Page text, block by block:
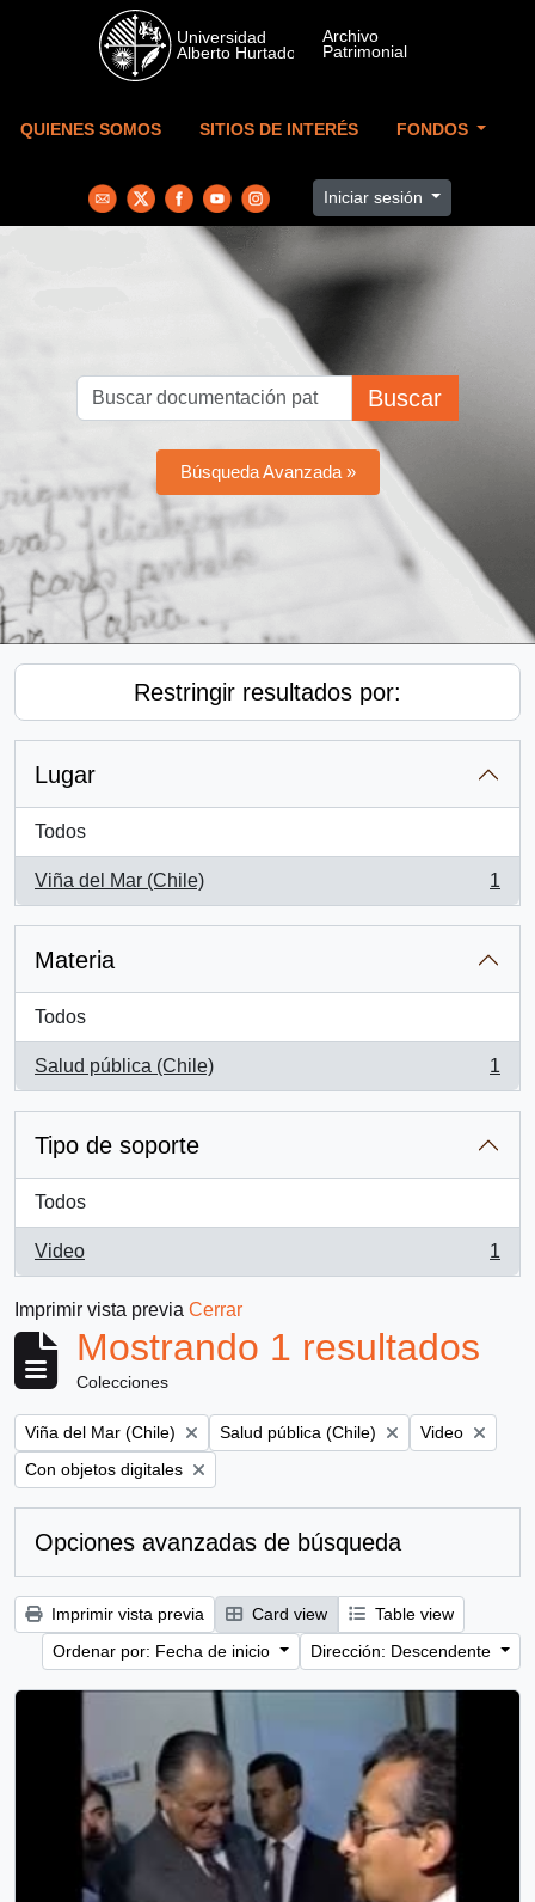
Skip to main content
QUIENES SOMOS SITIOS DE INTERÉS FONDOS
Iniciar sesión
Buscar
Búsqueda Avanzada »
Restringir resultados por:
Lugar
Todos
Viña del Mar (Chile)
, 1 resultados
1
Materia
Todos
Salud pública (Chile)
, 1 resultados
1
Tipo de soporte
Todos
Video
, 1 resultados
1
Imprimir vista previa Cerrar
Mostrando 1 resultados
Colecciones
Remove filter:
Viña del Mar (Chile) Remove filter:
Salud pública (Chile) Remove filter:
Video
Remove filter:
Con objetos digitales
Opciones avanzadas de búsqueda
Imprimir vista previa Card view
Table view
Ordenar por: Fecha de inicio
Dirección: Descendente